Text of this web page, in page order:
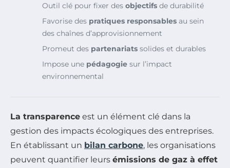
Outil clé pour fixer des objectifs de durabilité
Favorise des pratiques responsables au sein
des chaînes d’approvisionnement
Promeut des partenariats solides et durables
Impose une pédagogie sur l’impact
environnemental
La transparence est un élément clé dans la
gestion des impacts écologiques des entreprises.
En établissant un bilan carbone, les organisations
peuvent quantifier leurs émissions de gaz à effet